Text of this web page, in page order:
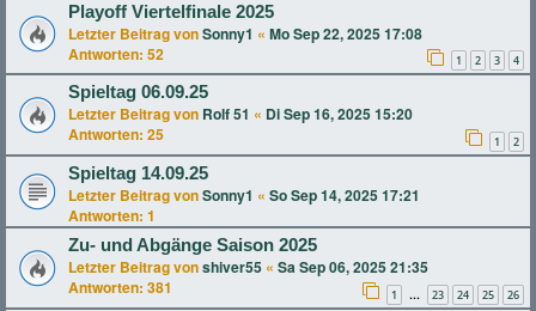
Playoff Viertelfinale 2025
Letzter Beitrag vonSonny1 « Mo Sep 22, 2025 17:08
Antworten: 52 1 2 3 4
Spieltag 06.09.25
Letzter Beitrag von Rolf 51 « Di Sep 16, 2025 15:20
Antworten: 25 1 2
Spieltag 14.09.25
Letzter Beitrag vonSonny1 « So Sep 14, 2025 17:21
Antworten: 1
Zu- und Abgänge Saison 2025
Letzter Beitrag vonshiver55 « Sa Sep 06, 2025 21:35
Antworten: 381 1 … 23 24 25 26